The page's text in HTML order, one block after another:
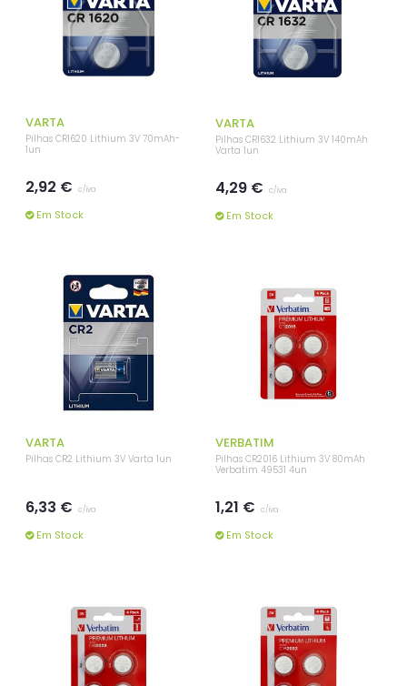
VARTA
Pilhas CR1620 Lithium 3V 70mAh-
1un
2,92 € c/iva
Em Stock
VARTA
Pilhas CR1632 Lithium 3V 140mAh
Varta 1un
4,29 € c/iva
Em Stock
VARTA
Pilhas CR2 Lithium 3V Varta 1un
6,33 € c/iva
Em Stock
VERBATIM
Pilhas CR2016 Lithium 3V 80mAh
Verbatim 49531 4un
1,21 € c/iva
Em Stock